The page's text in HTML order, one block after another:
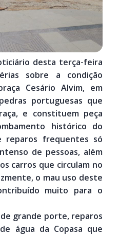
desta terça-feira
sobre a condição
Cesário Alvim, em
portuguesas que
e constituem peça
histórico do
reparos frequentes só
de pessoas, além
carros que circulam no
o mau uso deste
muito para o
grande porte, reparos
água da Copasa que